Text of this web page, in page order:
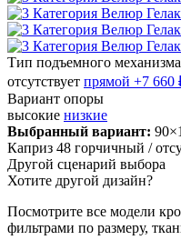
Тип подъемного механизма
отсутствует прямой +7 660
Вариант опоры
высокие низкие
Выбранный вариант:
Каприз 48 горчичный /
Другой сценарий выбора
Хотите другой дизайн?
Посмотрите все модели
фильтрами по размеру,